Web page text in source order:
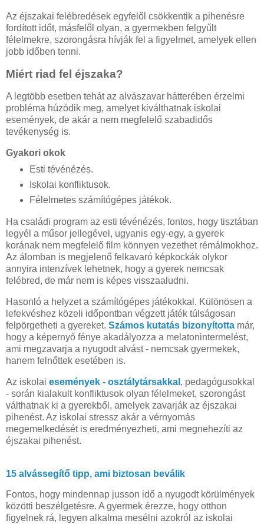
Az éjszakai felébredések egyfelől csökkentik a pihenésre
fordított időt, másfelől olyan, a gyermekben felgyűlt
félelmekre, szorongásra hívják fel a figyelmet, amelyek ellen
jobb időben tenni.
Miért riad fel éjszaka?
A legtöbb esetben tehát az alvászavar hátterében érzelmi
probléma húzódik meg, amelyet kiválthatnak iskolai
események, de akár a nem megfelelő szabadidős
tevékenység is.
Gyakori okok
Esti tévénézés.
Iskolai konfliktusok.
Félelmetes számítógépes játékok.
Ha családi program az esti tévénézés, fontos, hogy tisztában
legyél a műsor jellegével, ugyanis egy-egy, a gyerek
korának nem megfelelő film könnyen vezethet rémálmokhoz.
Az álomban is megjelenő felkavaró képkockák olykor
annyira intenzívek lehetnek, hogy a gyerek nemcsak
felébred, de már nem is képes visszaaludni.
Hasonló a helyzet a számítógépes játékokkal. Különösen a
lefekvéshez közeli időpontban végzett játék túlságosan
felpörgetheti a gyereket. Számos kutatás bizonyította már,
hogy a képernyő fénye akadályozza a melatonintermelést,
ami megzavarja a nyugodt alvást - nemcsak gyermekek,
hanem felnőttek esetében is.
Az iskolai események - osztálytársakkal , pedagógusokkal
- során kialakult konfliktusok olyan félelmeket, szorongást
válthatnak ki a gyerekből, amelyek zavarják az éjszakai
pihenést. Az iskolai stressz akár a vérnyomás
megemelkedését is eredményezheti, ami megnehezíti az
éjszakai pihenést.
15 alvássegítő tipp, ami biztosan beválik
Fontos, hogy mindennap jusson idő a nyugodt körülmények
közötti beszélgetésre. A gyermek érezze, hogy otthon
figyelnek rá, legyen alkalma mesélni azokról az iskolai